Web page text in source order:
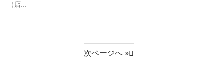
（店...
次ページへ »